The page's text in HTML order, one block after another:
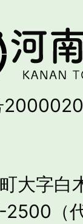
大字白
（